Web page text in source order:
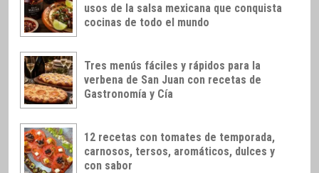
usos de la salsa mexicana que conquista
cocinas de todo el mundo
Tres menús fáciles y rápidos para la
verbena de San Juan con recetas de
Gastronomía y Cía
12 recetas con tomates de temporada,
carnosos, tersos, aromáticos, dulces y
con sabor